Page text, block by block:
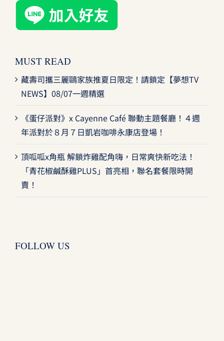
MUST READ
藏壽司攜三麗鷗家族推夏日限定！請鎖定【夢想TV
NEWS】08/07一週精選
《蛋仔派對》x Cayenne Café 聯動主題餐廳！４週
年派對於８月７日凱岩咖啡永康店登場！
頂呱呱x角瓶 解鎖炸雞配角嗨，日常爽快新吃法！
「青花椒鹹酥雞PLUS」首亮相，聯名套餐限時開
賣！
FOLLOW US